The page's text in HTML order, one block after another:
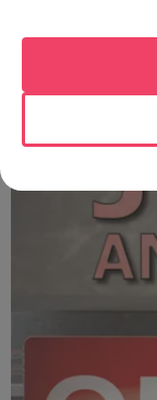
C'est plus ou c'est